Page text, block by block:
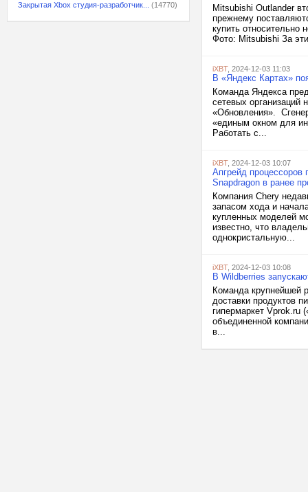
Закрытая Xbox студия-разработчик...
(14770)
Mitsubishi Outlander
прежнему
купить относительно
Фото: Mitsubishi За
iXBT, 2024-12-03 11:03
В «Яндекс Картах»
Команда Яндекса
сетевых организаций
«Обновления».
«единым окном для
Работать с...
iXBT, 2024-12-03 10:07
Апгрейд процессоров
Snapdragon в ранее
Компания Chery
запасом хода и
купленных моделей
известно, что
однокристальную...
iXBT, 2024-12-03 10:08
В Wildberries
Команда крупнейшей
доставки продуктов
гипермаркет Vprok.ru
объединенной
в...